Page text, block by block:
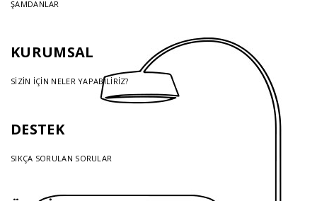
ŞAMDANLAR
KURUMSAL
SİZİN İÇİN NELER YAPABİLİRİZ?
DESTEK
SIKÇA SORULAN SORULAR